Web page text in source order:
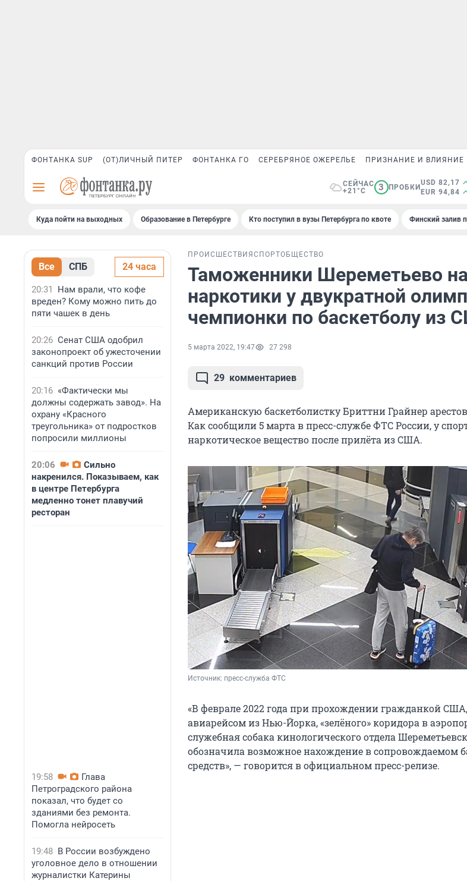
ФОНТАНКА SUP (ОТ)ЛИЧНЫЙ ПИТЕР ФОНТАНКА ГО СЕРЕБРЯНОЕ ОЖЕРЕЛЬЕ ПРИЗНАНИЕ И ВЛИЯНИЕ
СЕЙЧАС
+21°C
3 ПРОБКИ
USD 82,17
EUR 94,84
Куда пойти на выходных Образование в Петербурге Кто поступил в вузы Петербурга по квоте Финский залив
Все СПБ 24 часа
20:31
Нам врали, что кофе
вреден? Кому можно пить до
пяти чашек в день
20:26 Сенат США одобрил
законопроект об ужесточении
санкций против России
20:16 «Фактически мы
должны содержать завод». На
охрану «Красного
треугольника» от подростков
попросили миллионы
20:06
Сильно
накренился. Показываем, как
в центре Петербурга
медленно тонет плавучий
ресторан
19:58
Глава
Петроградского района
показал, что будет со
зданиями без ремонта.
Помогла нейросеть
19:48 В России возбуждено
уголовное дело в отношении
журналистки Катерины
ПРОИСШЕСТВИЯ СПОРТОБЩЕСТВО
Таможенники Шереметьево
наркотики у двукратной
чемпионки по баскетболу из
5 марта 2022, 19:47 27 298
29 комментариев
Американскую баскетболистку Бриттни Грайнер
Как сообщили 5 марта в пресс-службе ФТС России, у
наркотическое вещество после прилёта из США.
Источник: пресс-служба ФТС
«В феврале 2022 года при прохождении гражданкой
авиарейсом из Нью-Йорка, «зелёного» коридора в
служебная собака кинологического отдела
обозначила возможное нахождение в сопровождаемом
средств», — говорится в официальном пресс-релизе.